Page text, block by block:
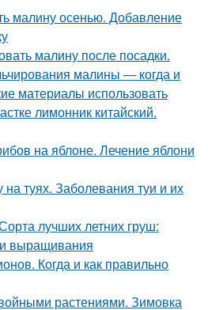
малину осенью. Добавление
малину после посадки.
малины — когда и
материалы использовать
лимонник китайский.
на яблоне. Лечение яблони
на туях. Заболевания туи и их
лучших летних груш:
выращивания
Когда и как правильно
растениями. Зимовка